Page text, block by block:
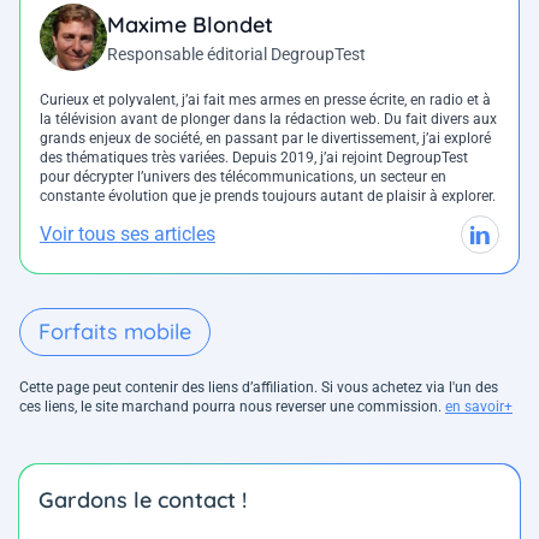
Maxime Blondet
Responsable éditorial DegroupTest
Curieux et polyvalent, j’ai fait mes armes en presse écrite, en radio et à
la télévision avant de plonger dans la rédaction web. Du fait divers aux
grands enjeux de société, en passant par le divertissement, j’ai exploré
des thématiques très variées. Depuis 2019, j’ai rejoint DegroupTest
pour décrypter l’univers des télécommunications, un secteur en
constante évolution que je prends toujours autant de plaisir à explorer.
Voir tous ses articles
Forfaits mobile
Cette page peut contenir des liens d’affiliation. Si vous achetez via l'un des
ces liens, le site marchand pourra nous reverser une commission. en savoir+
Gardons le contact !